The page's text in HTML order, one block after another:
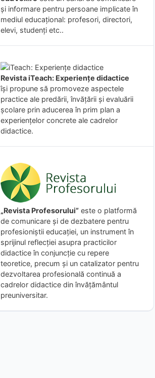
și informare pentru persoane implicate în
mediul educațional: profesori, directori,
elevi, studenți etc..
Revista iTeach: Experienţe didactice
îşi propune să promoveze aspectele
practice ale predării, învăţării şi evaluării
şcolare prin aducerea în prim plan a
experienţelor concrete ale cadrelor
didactice.
„Revista Profesorului” este o platformă
de comunicare și de dezbatere pentru
profesioniștii educației, un instrument în
sprijinul reflecției asupra practicilor
didactice în conjuncție cu repere
teoretice, precum și un catalizator pentru
dezvoltarea profesională continuă a
cadrelor didactice din învățământul
preuniversitar.